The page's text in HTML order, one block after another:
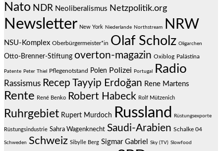
Nato NDR Neoliberalismus Netzpolitik.org
Newsletter New York Niederlande Northstream NRW
NSU-Komplex Oberbürgermeister*in Olaf Scholz Oligarchen
Otto-Brenner-Stiftung overton-magazin Oxiblog Palästina
Patente Peter Thiel Pflegenotstand Polen Polizei Portugal Radio
Rassismus Recep Tayyip Erdoğan Rene Martens
Rente René Benko Robert Habeck Rolf Mützenich
Ruhrgebiet Rupert Murdoch Russland Rüstungsexporte
Rüstungsindustrie Sahra Wagenknecht Saudi-Arabien Schalke 04
Schweden Schweiz Sibylle Berg Sigmar Gabriel Sky (TV) Slowfood